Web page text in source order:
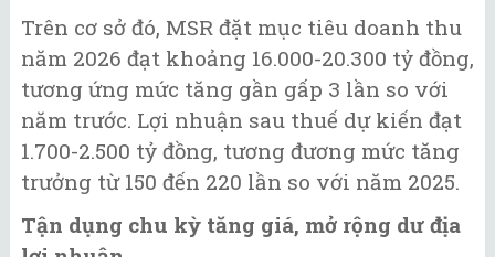
Trên cơ sở đó, MSR đặt mục tiêu doanh thu
năm 2026 đạt khoảng 16.000-20.300 tỷ đồng,
tương ứng mức tăng gần gấp 3 lần so với
năm trước. Lợi nhuận sau thuế dự kiến đạt
1.700-2.500 tỷ đồng, tương đương mức tăng
trưởng từ 150 đến 220 lần so với năm 2025.
Tận dụng chu kỳ tăng giá, mở rộng dư địa